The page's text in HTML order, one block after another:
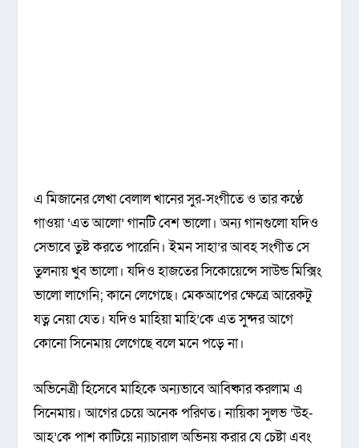
এ মিজানের লেখা বেলাল খানের সুর-সংগীতে ও তার কণ্ঠে
গাওয়া ‘এত আলো’ গানটি বেশ ভালো। অন্য গানগুলো যদিও
সেভাবে তুষ্ট করতে পারেনি। ইমন সাহা’র আবহ সংগীত সে
তুলনায় খুব ভালো। যদিও হাজতের সিকোয়েন্সে সাউন্ড মিক্সিং
ভালো লাগেনি; কানে লেগেছে। মেকআপের ক্ষেত্রে আরেকটু
যত্ন নেয়া যেত। যদিও মাহিয়া মাহি’কে এত সুন্দর আগে
কোনো সিনেমায় লেগেছে বলে মনে পড়ে না।
অভিনেত্রী হিসেবে মাহিকে অন্যভাবে আবিষ্কার করলাম এ
সিনেমায়। আগের চেয়ে অনেক পরিণত। নায়িকা সুলভ ‘উহ-
আহ’কে পাশ কাটিয়ে ন্যাচারাল অভিনয় করার যে চেষ্টা এবং